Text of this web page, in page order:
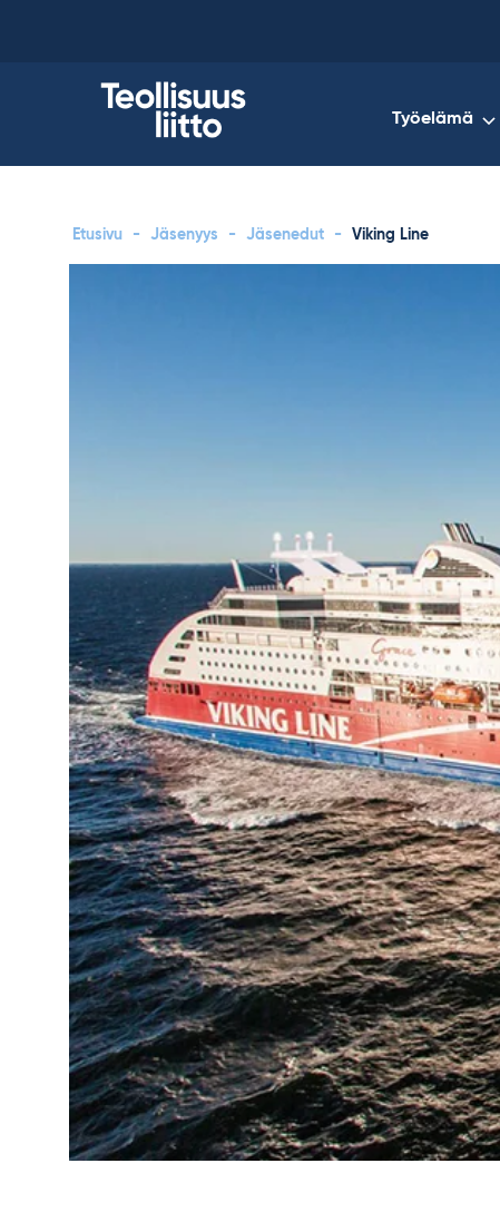
Työelämä
Etusivu - Jäsenyys - Jäsenedut - Viking Line